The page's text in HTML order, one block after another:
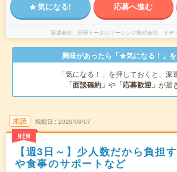
気になる! 応募へ進む
派遣会社 日研トータルソーシング株式会社 メデ
興味があったら「★気になる！」を
「気になる！」を押しておくと、派
「面談確約」 や 「応募歓迎」 が届
未読
NEW
掲載日 2026/08/07
【週3日～】少人数だから負担
や食事のサポートなど